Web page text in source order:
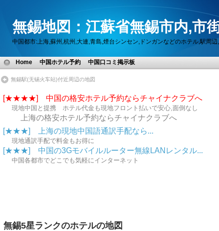
無錫地図：江蘇省無錫市内,市
中国都市:上海,蘇州,杭州,大連,青島,煙台シンセン,ドンガンなどのホテル,駅周
Home 中国ホテル予約 中国口コミ掲示板
無錫駅(无锡火车站)付近周辺の地図
[★★★★] 中国の格安ホテル予約ならチャイナクラブへ
現地中国と提携 ホテル代金も現地フロント払いで安心,面倒なし
上海の格安ホテル予約ならチャイナクラブへ
[★★★] 上海の現地中国語通訳手配なら...
現地通訳手配で料金もお得に
[★★★] 中国の3Gモバイルルーター無線LANレンタル...
中国各都市でどこでも気軽にインターネット
無錫5星ランクのホテルの地図